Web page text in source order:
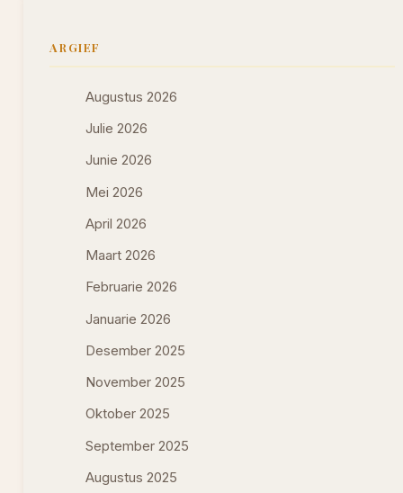
ARGIEF
Augustus 2026
Julie 2026
Junie 2026
Mei 2026
April 2026
Maart 2026
Februarie 2026
Januarie 2026
Desember 2025
November 2025
Oktober 2025
September 2025
Augustus 2025